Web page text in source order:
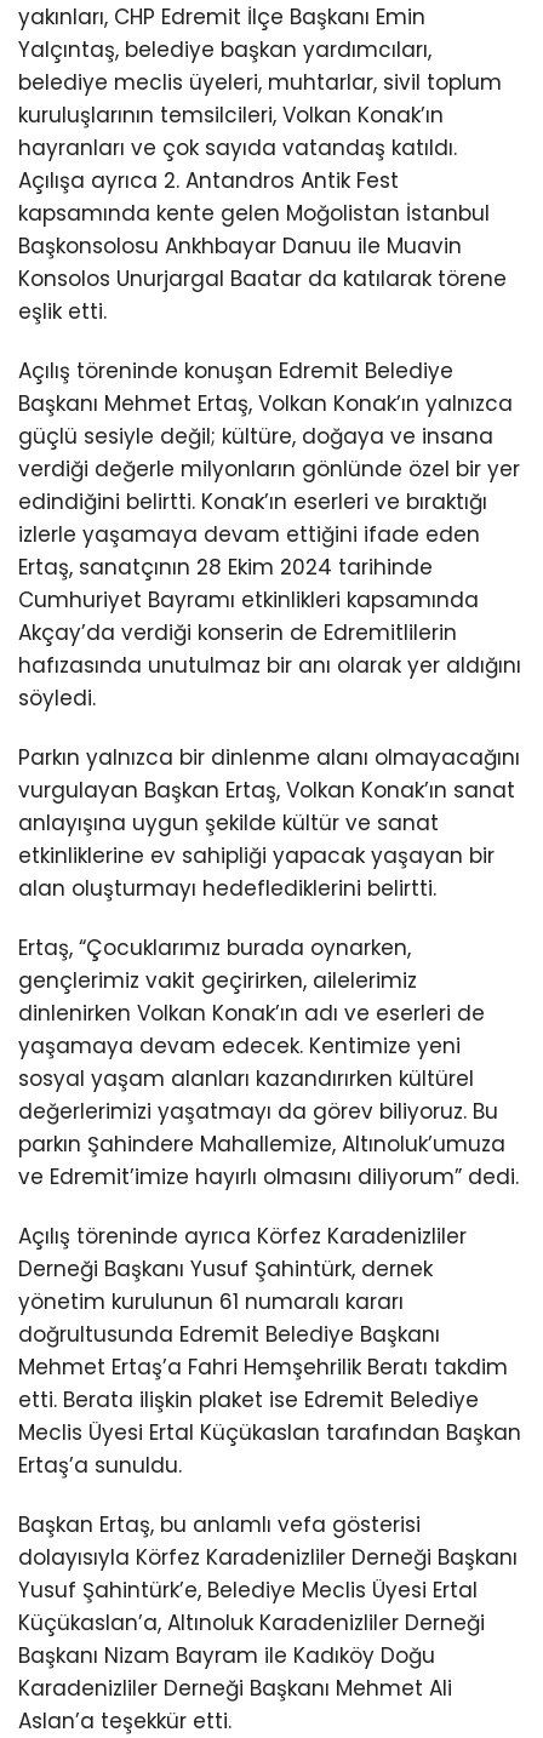
yakınları, CHP Edremit İlçe Başkanı Emin
Yalçıntaş, belediye başkan yardımcıları,
belediye meclis üyeleri, muhtarlar, sivil toplum
kuruluşlarının temsilcileri, Volkan Konak’ın
hayranları ve çok sayıda vatandaş katıldı.
Açılışa ayrıca 2. Antandros Antik Fest
kapsamında kente gelen Moğolistan İstanbul
Başkonsolosu Ankhbayar Danuu ile Muavin
Konsolos Unurjargal Baatar da katılarak törene
eşlik etti.
Açılış töreninde konuşan Edremit Belediye
Başkanı Mehmet Ertaş, Volkan Konak’ın yalnızca
güçlü sesiyle değil; kültüre, doğaya ve insana
verdiği değerle milyonların gönlünde özel bir yer
edindiğini belirtti. Konak’ın eserleri ve bıraktığı
izlerle yaşamaya devam ettiğini ifade eden
Ertaş, sanatçının 28 Ekim 2024 tarihinde
Cumhuriyet Bayramı etkinlikleri kapsamında
Akçay’da verdiği konserin de Edremitlilerin
hafızasında unutulmaz bir anı olarak yer aldığını
söyledi.
Parkın yalnızca bir dinlenme alanı olmayacağını
vurgulayan Başkan Ertaş, Volkan Konak’ın sanat
anlayışına uygun şekilde kültür ve sanat
etkinliklerine ev sahipliği yapacak yaşayan bir
alan oluşturmayı hedeflediklerini belirtti.
Ertaş, “Çocuklarımız burada oynarken,
gençlerimiz vakit geçirirken, ailelerimiz
dinlenirken Volkan Konak’ın adı ve eserleri de
yaşamaya devam edecek. Kentimize yeni
sosyal yaşam alanları kazandırırken kültürel
değerlerimizi yaşatmayı da görev biliyoruz. Bu
parkın Şahindere Mahallemize, Altınoluk’umuza
ve Edremit’imize hayırlı olmasını diliyorum” dedi.
Açılış töreninde ayrıca Körfez Karadenizliler
Derneği Başkanı Yusuf Şahintürk, dernek
yönetim kurulunun 61 numaralı kararı
doğrultusunda Edremit Belediye Başkanı
Mehmet Ertaş’a Fahri Hemşehrilik Beratı takdim
etti. Berata ilişkin plaket ise Edremit Belediye
Meclis Üyesi Ertal Küçükaslan tarafından Başkan
Ertaş’a sunuldu.
Başkan Ertaş, bu anlamlı vefa gösterisi
dolayısıyla Körfez Karadenizliler Derneği Başkanı
Yusuf Şahintürk’e, Belediye Meclis Üyesi Ertal
Küçükaslan’a, Altınoluk Karadenizliler Derneği
Başkanı Nizam Bayram ile Kadıköy Doğu
Karadenizliler Derneği Başkanı Mehmet Ali
Aslan’a teşekkür etti.